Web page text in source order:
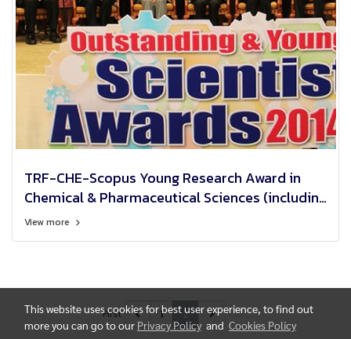
TRF-CHE-Scopus Young Research Award in
Chemical & Pharmaceutical Sciences (including
Chemical Engineering) from the Thailand
Research Fund (TRF), Office of the Higher
View more
First 1 2 Last
This website uses cookies for best user experience, to find out
more you can go to our Privacy Policyand Cookies Policy